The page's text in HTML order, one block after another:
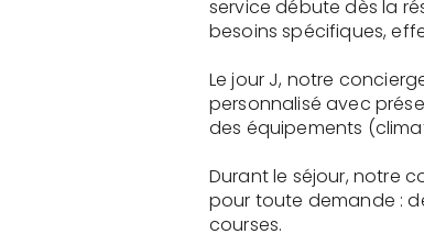
service débute dès la
besoins spécifiques,
Le jour J, notre
personnalisé avec
des équipements
Durant le séjour, notre
pour toute demande :
courses.